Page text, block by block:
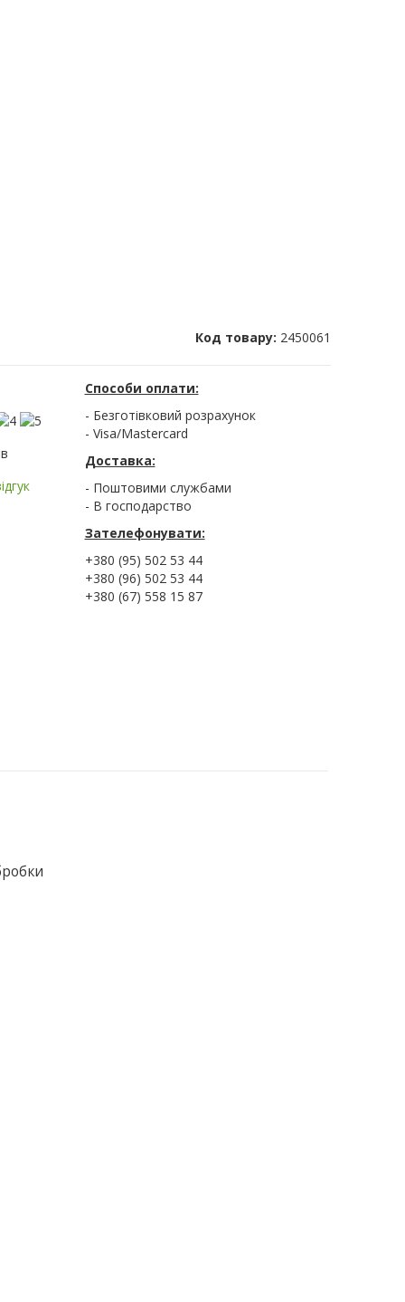
Код товару: 2450061
Способи оплати:
- Безготівковий розрахунок
- Visa/Mastercard
Доставка:
- Поштовими службами
- В господарство
Зателефонувати:
+380 (95) 502 53 44
+380 (96) 502 53 44
+380 (67) 558 15 87